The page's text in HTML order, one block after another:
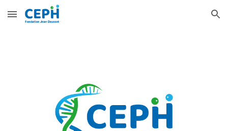
Skip to main content Skip to navigation